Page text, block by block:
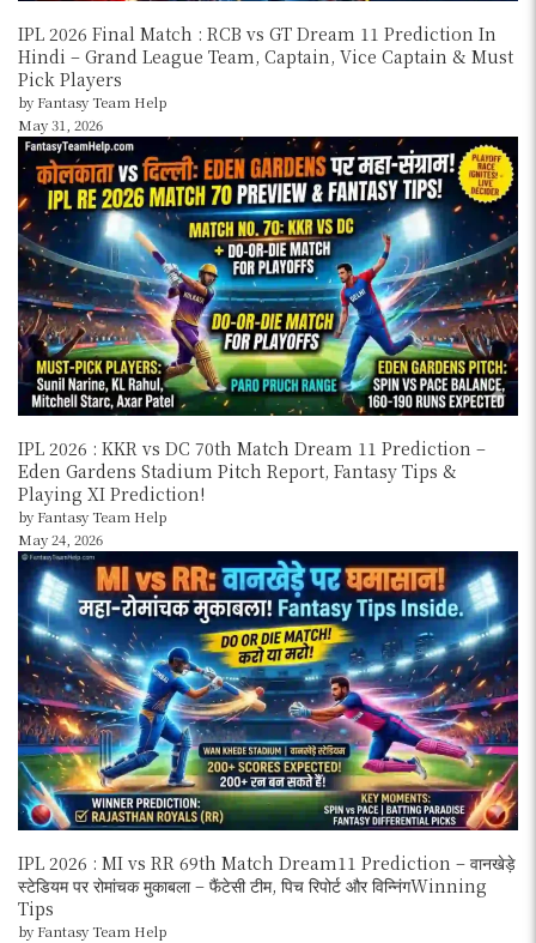
IPL 2026 Final Match : RCB vs GT Dream 11 Prediction In
Hindi – Grand League Team, Captain, Vice Captain & Must
Pick Players
by Fantasy Team Help
May 31, 2026
IPL 2026 : KKR vs DC 70th Match Dream 11 Prediction –
Eden Gardens Stadium Pitch Report, Fantasy Tips &
Playing XI Prediction!
by Fantasy Team Help
May 24, 2026
IPL 2026 : MI vs RR 69th Match Dream11 Prediction – वानखेड़े
स्टेडियम पर रोमांचक मुकाबला – फैंटेसी टीम, पिच रिपोर्ट और विन्निंगWinning
Tips
by Fantasy Team Help